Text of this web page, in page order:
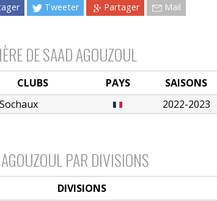
Tweeter Partager Mail
DE SAAD AGOUZOUL
CLUBS PAYS SAISONS
2022-2023
PAR DIVISIONS
DIVISIONS